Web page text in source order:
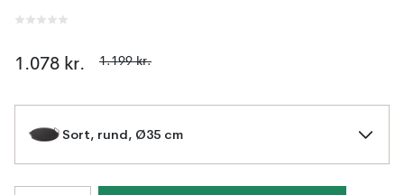
1.078 kr. 1.199 kr.
Sort, rund, Ø35 cm